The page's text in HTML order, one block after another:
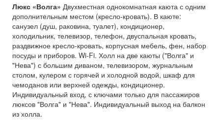
Люкс «Волга» Двухместная однокомнатная каюта с одним
дополнительным местом (кресло-кровать). В каюте:
санузел (душ, раковина, туалет), кондиционер,
холодильник, телевизор, телефон, двуспальная кровать,
раздвижное кресло-кровать, корпусная мебель, фен, набор
посуды и приборов. Wi-Fi. Холл на две каюты ("Волга" и
"Нева") с большим диваном, телевизором, журнальным
столом, кулером с горячей и холодной водой, шкаф для
чемоданов или верхней одежды, кондиционер.
Индивидуальный вход, с ключами только для пассажиров
люксов "Волга" и "Нева". Индивидуальный выход на балкон
из холла.